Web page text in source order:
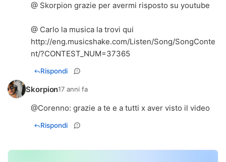
@ Skorpion grazie per avermi risposto su youtube
http://eng.musicshake.com/Listen/Song/SongConte
nt/?CONTEST_NUM=37365
Rispondi
Skorpion17 anni fa
@Corenno: grazie a te e a tutti x aver visto il video
Rispondi